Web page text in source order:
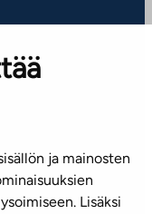
ja mainosten
Lisäksi